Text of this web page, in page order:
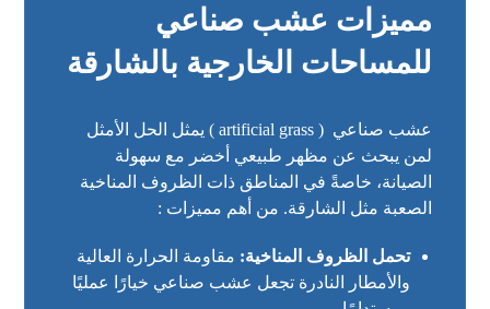
للمساحات الخارجية بالشارقة
عشب صناعي (artificial grass
الصعبة مثل الشارقة. من أهم مميزات :
تحمل الظروف المناخية: